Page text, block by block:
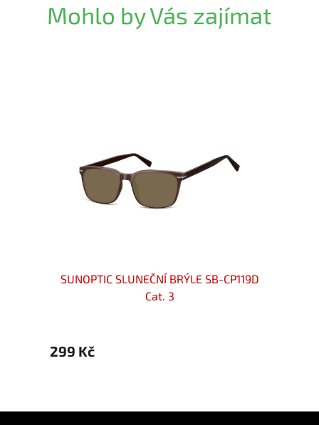
Mohlo by Vás zajímat
SUNOPTIC SLUNEČNÍ BRÝLE SB-CP119D
Cat. 3
299 Kč